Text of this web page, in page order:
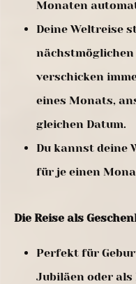
Monaten
Deine Weltreise
verschicken
eines Monats,
gleichen Datum.
Du kannst deine
für je einen
Die Reise als
Perfekt für
Jubiläen oder